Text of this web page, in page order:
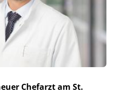
Chefarzt am St.